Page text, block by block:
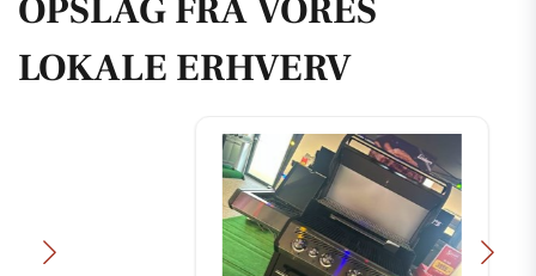
OPSLAG FRA VORES
LOKALE ERHVERV